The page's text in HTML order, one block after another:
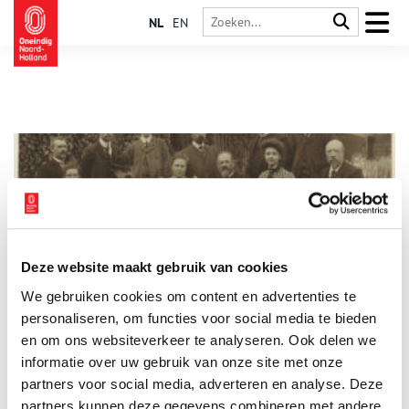
Deze website maakt gebruik van cookies
We gebruiken cookies om content en advertenties te
personaliseren, om functies voor social media te bieden
en om ons websiteverkeer te analyseren. Ook delen we
informatie over uw gebruik van onze site met onze
partners voor social media, adverteren en analyse. Deze
partners kunnen deze gegevens combineren met andere
NL EN
werkende stand in de Barteljorisstraat
Van 1875 tot en met 1903 was er een lagere school voor
christelijk onderwijs in de Barteljorisstraat in Haarlem
gevestigd. Deze school was een van de vele scholen die in de
tweede helft van de 19de eeuw werden opgericht, toen de
schoolstrijd nog in volle gang was. Het oprichten van een
bijzondere school was niet eenvoudig want bijzondere scholen